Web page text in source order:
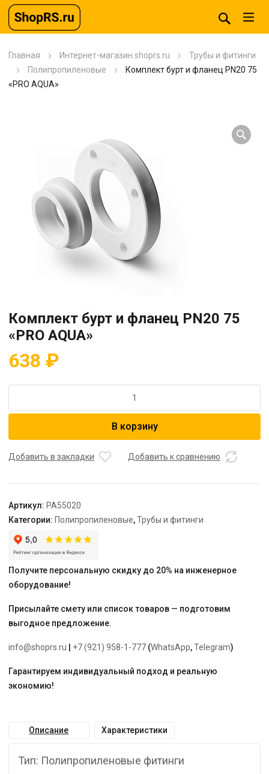
Главная Интернет-магазин shoprs.ru
Трубы и фитинги
Полипропиленовые
Комплект бурт и фланец PN20 75
«PRO AQUA»
Комплект бурт и фланец PN20 75
«PRO AQUA»
638 ₽
Комплект
фланец
AQUA"
В корзину
Добавить в закладки Добавить к сравнению
Артикул: PA55020
Категории: Полипропиленовые,Трубы и фитинги
Получите персональную скидку до 20% на инженерное
оборудование!
Присылайте смету или список товаров — подготовим
выгодное предложение.
info@shoprs.ru +7 (921) 958-1-777 (WhatsApp,Telegram)
Гарантируем индивидуальный подход и реальную
экономию!
Описание Характеристики
Тип: Полипропиленовые фитинги